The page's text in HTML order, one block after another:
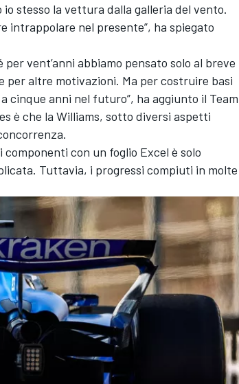
stesso la vettura dalla galleria del vento.
intrappolare nel presente”, ha spiegato
vent’anni abbiamo pensato solo al breve
altre motivazioni. Ma per costruire basi
cinque anni nel futuro”, ha aggiunto il Team
è che la Williams, sotto diversi aspetti
con un foglio Excel è solo
Tuttavia, i progressi compiuti in molte